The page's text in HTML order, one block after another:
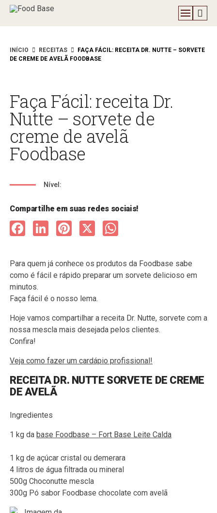
INÍCIO RECEITAS
FAÇA FÁCIL: RECEITA DR. NUTTE – SORVETE
DE CREME DE AVELÃ FOODBASE
Faça Fácil: receita Dr.
Nutte – sorvete de
creme de avelã
Foodbase
Nível:
Compartilhe em suas redes sociais!
Facebook
LinkedIn
Pinterest
X
Para quem já conhece os produtos da Foodbase sabe
como é fácil e rápido preparar um sorvete delicioso em
minutos.
Faça fácil é o nosso lema.
Hoje vamos compartilhar a receita Dr. Nutte, sorvete com a
nossa mescla mais desejada pelos clientes.
Confira!
Veja como fazer um cardápio profissional!
RECEITA DR. NUTTE SORVETE DE CREME
DE AVELÃ
Ingredientes
1 kg da base Foodbase – Fort Base Leite Calda
1 kg de açúcar cristal ou demerara
4 litros de água filtrada ou mineral
500g Choconutte mescla
300g Pó sabor Foodbase chocolate com avelã